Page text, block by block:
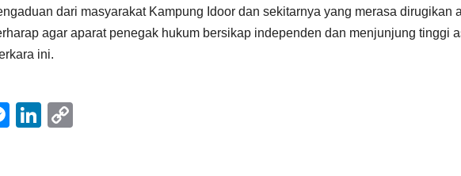
dari masyarakat Kampung Idoor dan sekitarnya yang merasa dirugikan
agar aparat penegak hukum bersikap independen dan menjunjung tinggi
ini.
M
Li